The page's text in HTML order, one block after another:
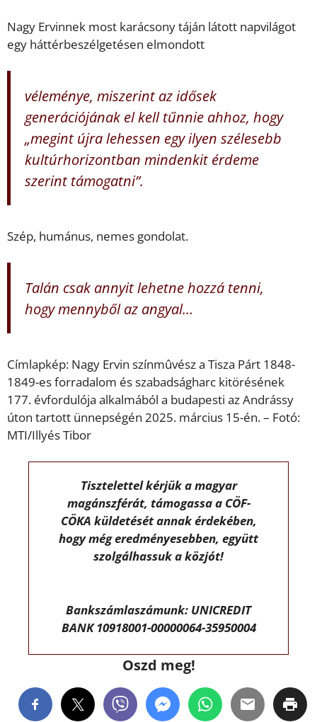
Nagy Ervinnek most karácsony táján látott napvilágot
egy háttérbeszélgetésen elmondott
véleménye, miszerint az idősek
generációjának el kell tűnnie ahhoz, hogy
„megint újra lehessen egy ilyen szélesebb
kultúrhorizontban mindenkit érdeme
szerint támogatni”.
Szép, humánus, nemes gondolat.
Talán csak annyit lehetne hozzá tenni,
hogy mennyből az angyal…
Címlapkép: Nagy Ervin színmûvész a Tisza Párt 1848-
1849-es forradalom és szabadságharc kitörésének
177. évfordulója alkalmából a budapesti az Andrássy
úton tartott ünnepségén 2025. március 15-én. – Fotó:
MTI/Illyés Tibor
Tisztelettel kérjük a magyar
magánszférát, támogassa a CÖF-
CÖKA küldetését annak érdekében,
hogy még eredményesebben, együtt
szolgálhassuk a közjót!
Bankszámlaszámunk: UNICREDIT
BANK 10918001-00000064-35950004
Oszd meg!